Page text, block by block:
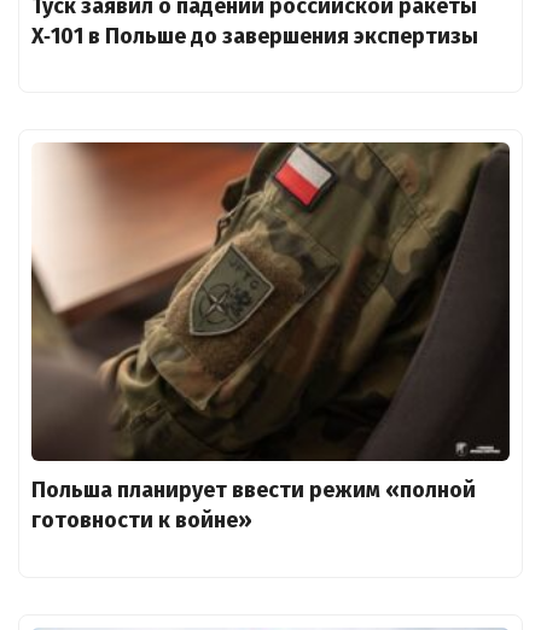
Туск заявил о падении российской ракеты
X‑101 в Польше до завершения экспертизы
Польша планирует ввести режим «полной
готовности к войне»